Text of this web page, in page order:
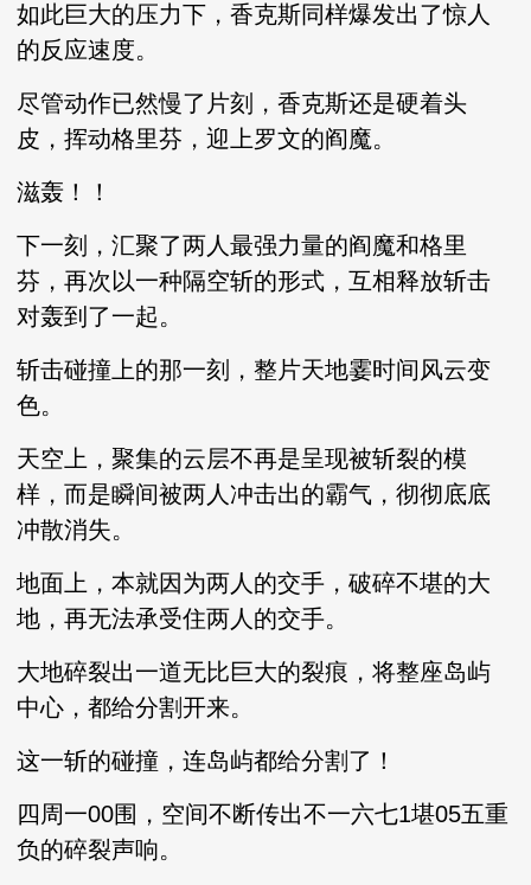
如此巨大的压力下，香克斯同样爆发出了惊人
的反应速度。
尽管动作已然慢了片刻，香克斯还是硬着头
皮，挥动格里芬，迎上罗文的阎魔。
滋轰！！
下一刻，汇聚了两人最强力量的阎魔和格里
芬，再次以一种隔空斩的形式，互相释放斩击
对轰到了一起。
斩击碰撞上的那一刻，整片天地霎时间风云变
色。
天空上，聚集的云层不再是呈现被斩裂的模
样，而是瞬间被两人冲击出的霸气，彻彻底底
冲散消失。
地面上，本就因为两人的交手，破碎不堪的大
地，再无法承受住两人的交手。
大地碎裂出一道无比巨大的裂痕，将整座岛屿
中心，都给分割开来。
这一斩的碰撞，连岛屿都给分割了！
四周一00围，空间不断传出不一六七1堪05五重
负的碎裂声响。